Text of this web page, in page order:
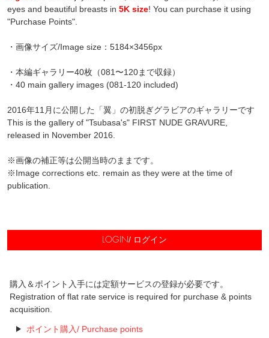
eyes and beautiful breasts in5K size! You can purchase it using
"Purchase Points".
・画像サイズ/Image size：5184×3456px
・本編ギャラリー40枚（081〜120まで収録）
・40 main gallery images (081-120 included)
2016年11月に公開した「翼」の初脱ぎグラビアのギャラリーです
This is the gallery of "Tsubasa's" FIRST NUDE GRAVURE,
released in November 2016.
※画像の補正等は公開当時のままです。
※Image corrections etc. remain as they were at the time of
publication.
LOGIN/ ログイン
購入＆ポイント入手には定額サービスの登録が必要です。
Registration of flat rate service is required for purchase & points
acquisition.
ポイント購入/ Purchase points